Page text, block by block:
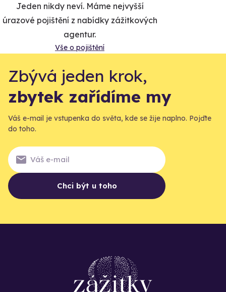
Jeden nikdy neví. Máme nejvyšší
úrazové pojištění z nabídky zážitkových
agentur.
Vše o pojištění
Zbývá jeden krok,
zbytek zařídíme my
Váš e-mail je vstupenka do světa, kde se žije naplno. Pojďte
do toho.
Chci být u toho